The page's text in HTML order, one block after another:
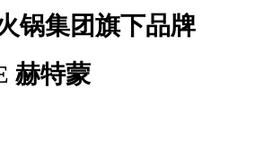
锅集团旗下品牌
赫特蒙